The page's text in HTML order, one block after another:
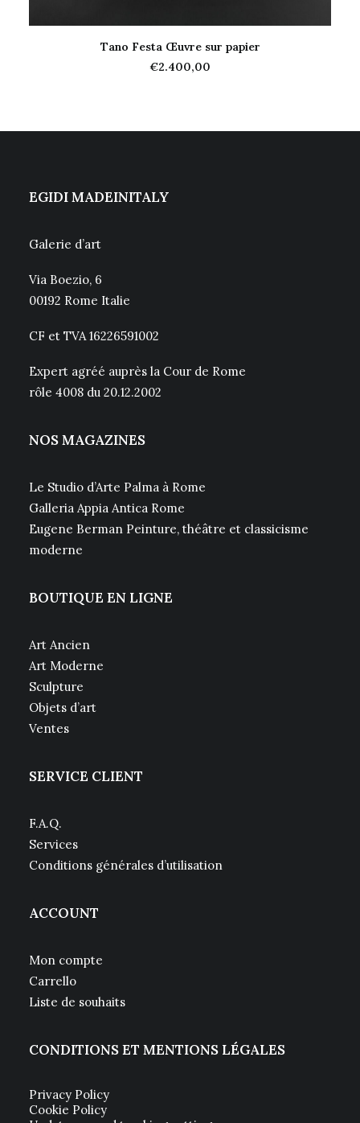
Tano Festa Œuvre sur papier
€2.400,00
EGIDI MADEINITALY
Galerie d’art
Via Boezio, 6
00192 Rome Italie
CF et TVA 16226591002
Expert agréé auprès la Cour de Rome
rôle 4008 du 20.12.2002
NOS MAGAZINES
Le Studio d’Arte Palma à Rome
Galleria Appia Antica Rome
Eugene Berman Peinture, théâtre et classicisme
moderne
BOUTIQUE EN LIGNE
Art Ancien
Art Moderne
Sculpture
Objets d’art
Ventes
SERVICE CLIENT
F.A.Q.
Services
Conditions générales d’utilisation
ACCOUNT
Mon compte
Carrello
Liste de souhaits
CONDITIONS ET MENTIONS LÉGALES
Privacy Policy
Cookie Policy